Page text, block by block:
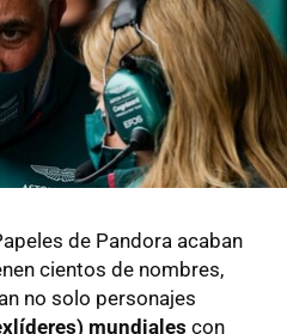
de Pandora acaban
cientos de nombres,
no solo personajes
mundiales con